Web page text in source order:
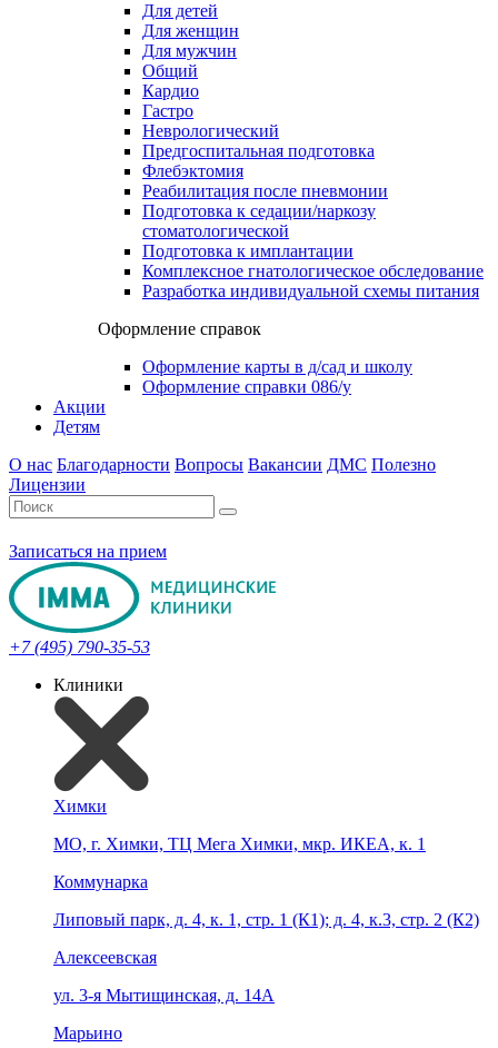
Для детей
Для женщин
Для мужчин
Общий
Кардио
Гастро
Неврологический
Предгоспитальная подготовка
Флебэктомия
Реабилитация после пневмонии
Подготовка к седации/наркозу
стоматологической
Подготовка к имплантации
Комплексное гнатологическое обследование
Разработка индивидуальной схемы питания
Оформление справок
Оформление карты в д/сад и школу
Оформление справки 086/у
Акции
Детям
О нас Благодарности Вопросы Вакансии ДМС Полезно
Лицензии
Записаться на прием
+7 (495) 790-35-53
Клиники
Химки
МО, г. Химки, ТЦ Мега Химки, мкр. ИКЕА, к. 1
Коммунарка
Липовый парк, д. 4, к. 1, стр. 1 (К1); д. 4, к.3, стр. 2 (К2)
Алексеевская
ул. 3-я Мытищинская, д. 14А
Марьино